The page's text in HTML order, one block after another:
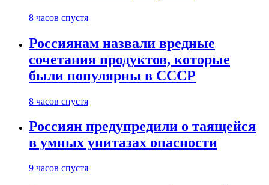
8 часов спустя
Россиянам назвали вредные
сочетания продуктов, которые
были популярны в СССР
8 часов спустя
Россиян предупредили о таящейся
в умных унитазах опасности
9 часов спустя